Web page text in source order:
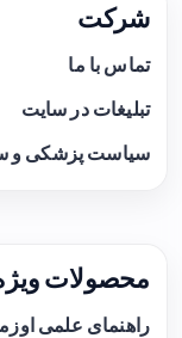
شرکت
تماس با ما
تبلیغات در سایت
سیاست پزشکی و
محصولات
راهنمای علمی